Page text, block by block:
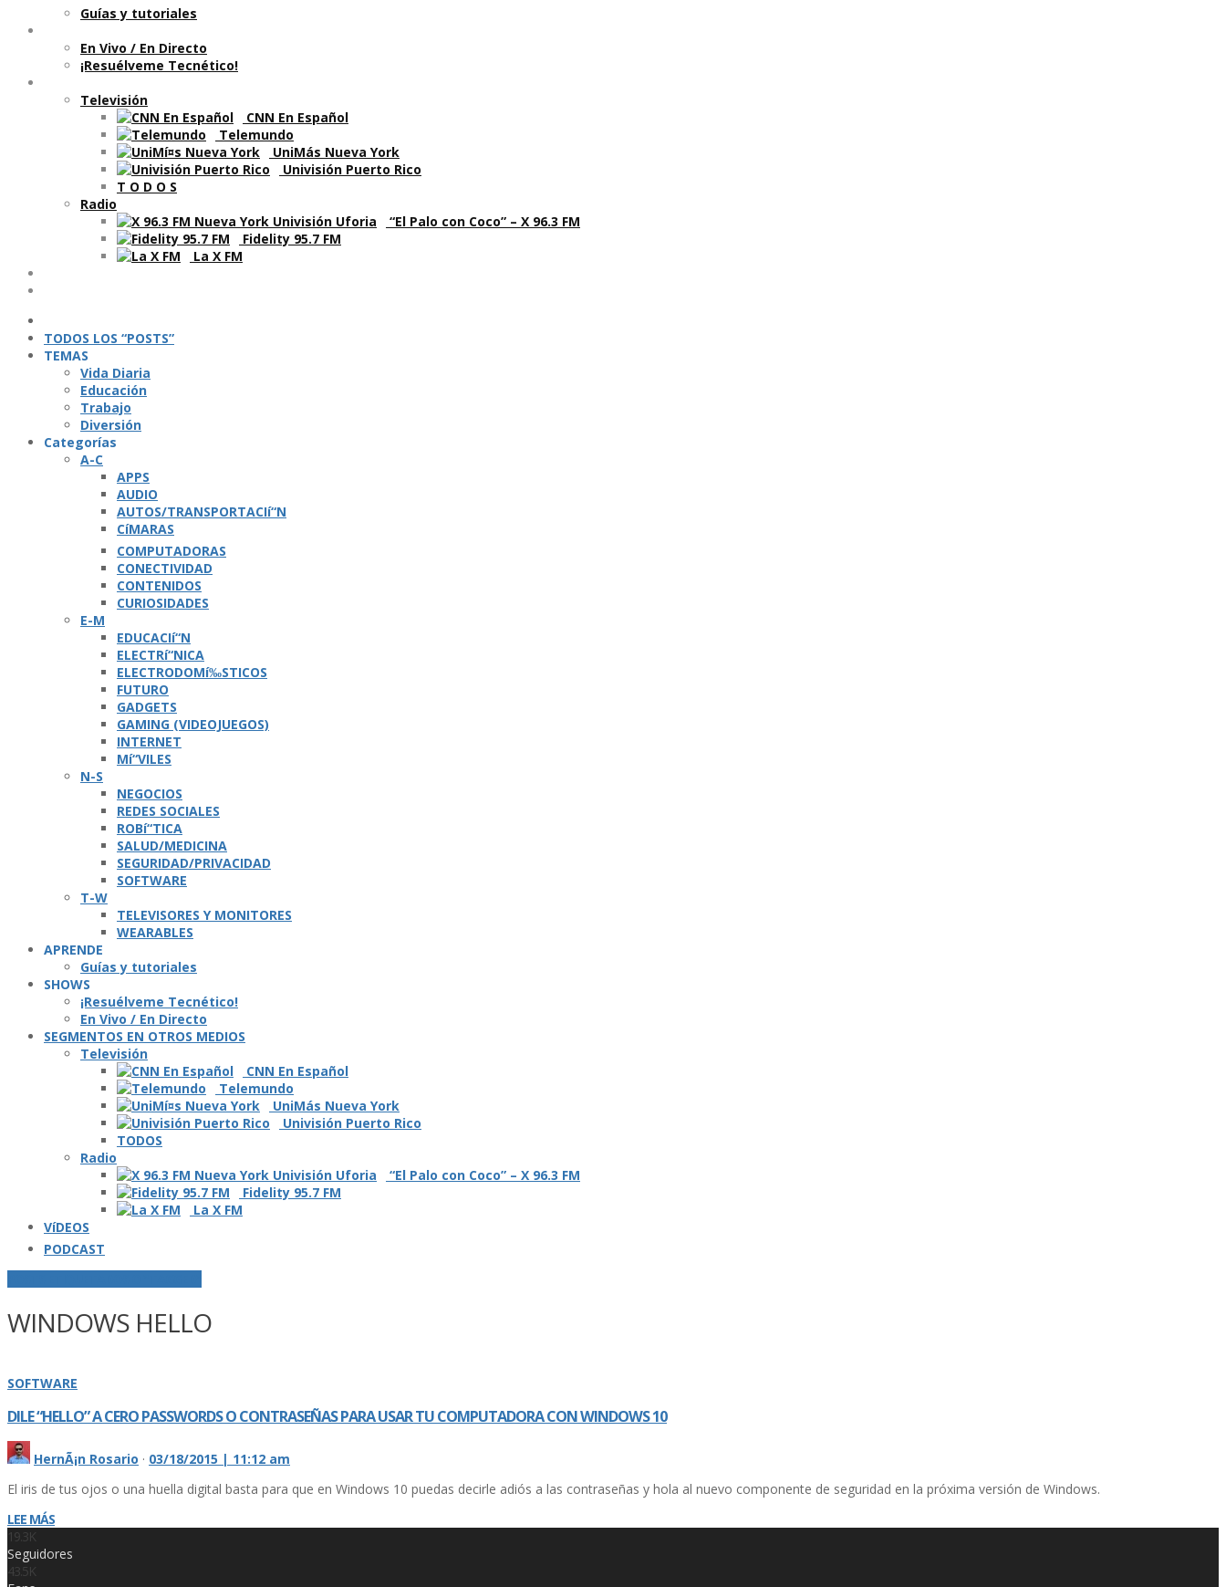
Guí­as y tutoriales
En Vivo / En Directo
¡Resuélveme Tecnético!
Televisión
CNN En Español
Telemundo
UniMás Nueva York
Univisión Puerto Rico
T O D O S
Radio
“El Palo con Coco” – X 96.3 FM
Fidelity 95.7 FM
La X FM
TODOS LOS “POSTS”
TEMAS
Vida Diaria
Educación
Trabajo
Diversión
Categorí­as
A-C
APPS
AUDIO
AUTOS/TRANSPORTACIí“N
CíMARAS
COMPUTADORAS
CONECTIVIDAD
CONTENIDOS
CURIOSIDADES
E-M
EDUCACIí“N
ELECTRí“NICA
ELECTRODOMí‰STICOS
FUTURO
GADGETS
GAMING (VIDEOJUEGOS)
INTERNET
Mí“VILES
N-S
NEGOCIOS
REDES SOCIALES
ROBí“TICA
SALUD/MEDICINA
SEGURIDAD/PRIVACIDAD
SOFTWARE
T-W
TELEVISORES Y MONITORES
WEARABLES
APRENDE
Guí­as y tutoriales
SHOWS
¡Resuélveme Tecnético!
En Vivo / En Directo
SEGMENTOS EN OTROS MEDIOS
Televisión
CNN En Español
Telemundo
UniMás Nueva York
Univisión Puerto Rico
TODOS
Radio
“El Palo con Coco” – X 96.3 FM
Fidelity 95.7 FM
La X FM
VíDEOS
PODCAST
WINDOWS HELLO
SOFTWARE
DILE “HELLO” A CERO PASSWORDS O CONTRASEÑAS PARA USAR TU COMPUTADORA CON WINDOWS 10
HernÃ¡n Rosario · 03/18/2015 | 11:12 am
El iris de tus ojos o una huella digital basta para que en Windows 10 puedas decirle adiós a las contraseñas y hola al nuevo componente de seguridad en la próxima versión de Windows.
LEE MÁS
19.3K
Seguidores
43.5K